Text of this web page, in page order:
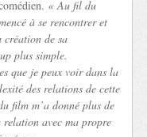
« Au fil du
à se rencontrer et
de sa
plus simple.
que je peux voir dans la
des relations de cette
film m’a donné plus de
avec ma propre